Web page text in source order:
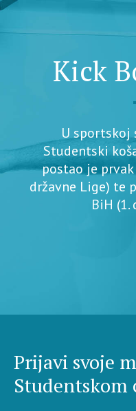
Kick
U sportskoj
Studentski
postao je
državne Lige) te
BiH (1.
Prijavi svoje
Studentskom